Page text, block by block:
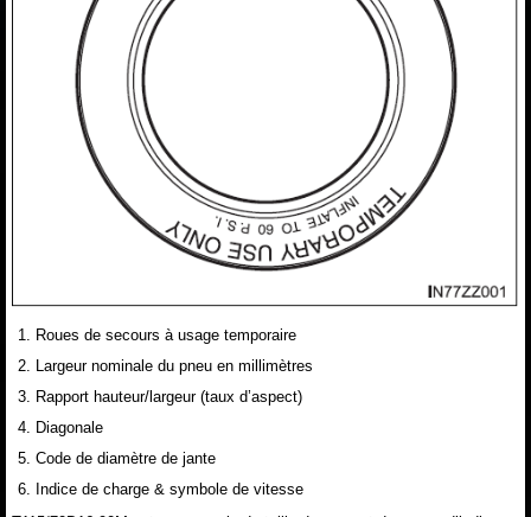
Roues de secours à usage temporaire
Largeur nominale du pneu en millimètres
Rapport hauteur/largeur (taux d’aspect)
Diagonale
Code de diamètre de jante
Indice de charge & symbole de vitesse